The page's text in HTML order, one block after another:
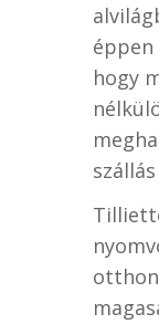
éppen
hogy